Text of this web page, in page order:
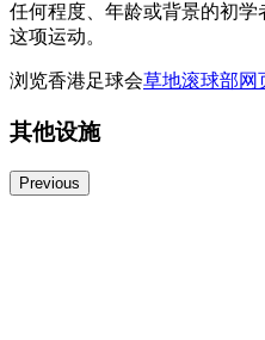
任何程度、年龄或背景的初
这项运动。
浏览香港足球会草地滚球部网
其他设施
Previous